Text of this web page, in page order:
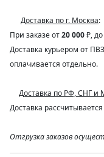
Доставка по г. Москва:
При заказе от20 000₽,
Доставка курьером от
оплачивается отдельно.
Доставка по РФ, СНГ и
Доставка
Отгрузка заказов